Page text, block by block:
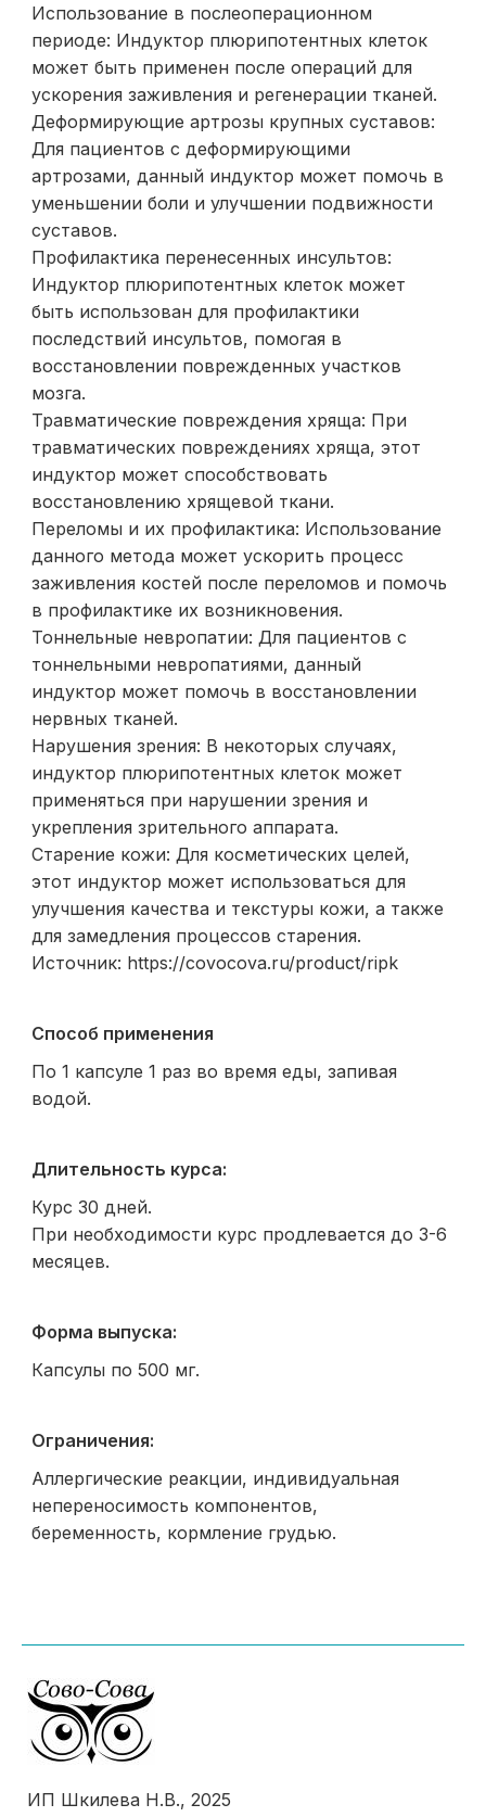
Использование в послеоперационном
периоде: Индуктор плюрипотентных клеток
может быть применен после операций для
ускорения заживления и регенерации тканей.
Деформирующие артрозы крупных суставов:
Для пациентов с деформирующими
артрозами, данный индуктор может помочь в
уменьшении боли и улучшении подвижности
суставов.
Профилактика перенесенных инсультов:
Индуктор плюрипотентных клеток может
быть использован для профилактики
последствий инсультов, помогая в
восстановлении поврежденных участков
мозга.
Травматические повреждения хряща: При
травматических повреждениях хряща, этот
индуктор может способствовать
восстановлению хрящевой ткани.
Переломы и их профилактика: Использование
данного метода может ускорить процесс
заживления костей после переломов и помочь
в профилактике их возникновения.
Тоннельные невропатии: Для пациентов с
тоннельными невропатиями, данный
индуктор может помочь в восстановлении
нервных тканей.
Нарушения зрения: В некоторых случаях,
индуктор плюрипотентных клеток может
применяться при нарушении зрения и
укрепления зрительного аппарата.
Старение кожи: Для косметических целей,
этот индуктор может использоваться для
улучшения качества и текстуры кожи, а также
для замедления процессов старения.
Источник: https://covocova.ru/product/ripk
Способ применения
По 1 капсуле 1 раз во время еды, запивая
водой.
Длительность курса:
Курс 30 дней.
При необходимости курс продлевается до 3-6
месяцев.
Форма выпуска:
Капсулы по 500 мг.
Ограничения:
Аллергические реакции, индивидуальная
непереносимость компонентов,
беременность, кормление грудью.
ИП Шкилева Н.В., 2025